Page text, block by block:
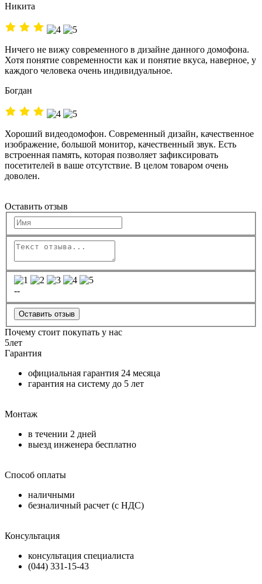
Никита
Ничего не вижу современного в дизайне данного домофона.
Хотя понятие современности как и понятие вкуса, наверное, у
каждого человека очень индивидуальное.
Богдан
Хороший видеодомофон. Современный дизайн, качественное
изображение, большой монитор, качественный звук. Есть
встроенная память, которая позволяет зафиксировать
посетителей в ваше отсутствие. В целом товаром очень
доволен.
Оставить отзыв
--
Оставить отзыв
Почему стоит покупать у нас
5лет
Гарантия
официальная гарантия 24 месяца
гарантия на систему до 5 лет
Монтаж
в течении 2 дней
выезд инженера бесплатно
Способ оплаты
наличными
безналичный расчет (с НДС)
Консультация
консультация специалиста
(044) 331-15-43